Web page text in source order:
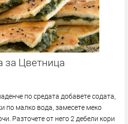
за Цветница
по средата добавете содата,
по малко вода, замесете меко
Разточете от него 2 дебели кори